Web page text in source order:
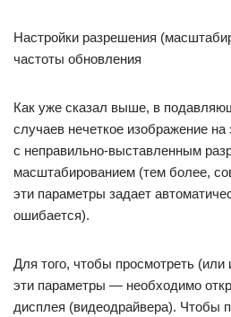
Настройки разрешения
частоты обновления
Как уже сказал выше, в
случаев нечеткое изображение на
с неправильно-выставленным
масштабированием (тем более,
эти параметры задает
ошибается).
Для того, чтобы просмотреть (или
эти параметры — необходимо
дисплея (видеодрайвера). Чтобы